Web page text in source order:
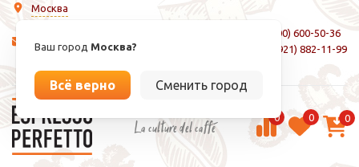
Москва
Ваш город Москва?
Всё верно Сменить город
info@espressoperfetto.ru
8 (800) 600-50-36
+7 (921) 882-11-99
La culture del caffé 0 0 0